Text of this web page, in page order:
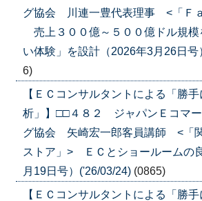
グ協会 川連一豊代表理事 <「Ｆ
売上３００億～５００億ドル規模
い体験」を設計（2026年3月26日号
6)
【ＥＣコンサルタントによる「勝
析」】□□４８２ ジャパンＥコマ
グ協会 矢崎宏一郎客員講師 <「
ストア」> ＥＣとショールームの
月19日号）('26/03/24) (0865)
【ＥＣコンサルタントによる「勝